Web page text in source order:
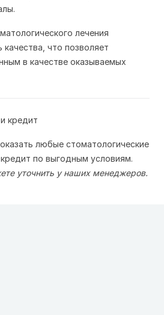
лечения
что позволяет
в качестве оказываемых
кредит
любые стоматологические
по выгодным условиям.
уточнить у наших менеджеров.